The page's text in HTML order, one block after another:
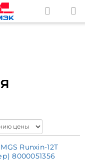
Runxin-12T
8000051356